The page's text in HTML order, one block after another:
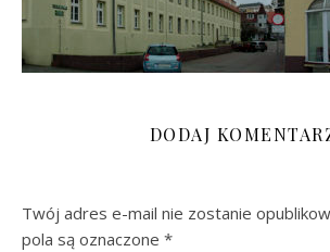
DODAJ
Twój adres e-mail nie zostanie
pola są oznaczone *